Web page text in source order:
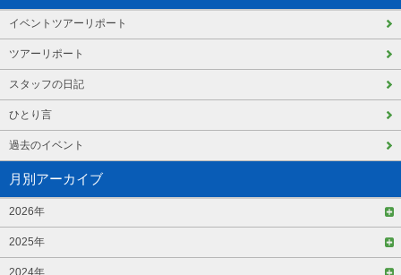
イベントツアーリポート
ツアーリポート
スタッフの日記
ひとり言
過去のイベント
月別アーカイブ
2026年
2025年